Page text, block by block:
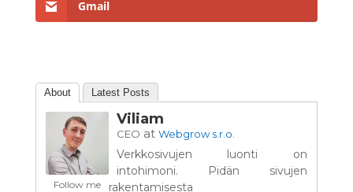
Gmail
About Latest Posts
Follow me
Viliam
CEO at Webgrow s.r.o.
Verkkosivujen luonti on
intohimoni. Pidän sivujen
rakentamisesta